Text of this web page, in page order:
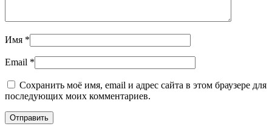
Имя *
Email *
Сохранить моё имя, email и адрес сайта в этом браузере для
последующих моих комментариев.